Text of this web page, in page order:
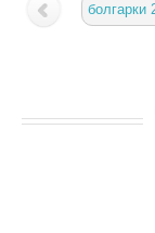
болгарки